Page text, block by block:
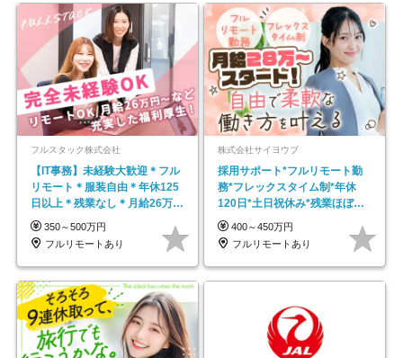
フルスタック株式会社
【IT事務】未経験大歓迎＊フル
リモート＊服装自由＊年休125
日以上＊残業なし＊月給26万円
以上
350～500万円
フルリモートあり
株式会社サイヨウブ
採用サポート*フルリモート勤
務*フレックスタイム制*年休
120日*土日祝休み*残業ほぼな
し*育児中社員8割以上
400～450万円
フルリモートあり